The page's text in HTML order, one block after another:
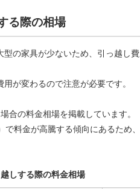
る際の相場
の家具が少ないため、引っ越し
が変わるので注意が必要です。
合の料金相場を掲載しています。
料金が高騰する傾向にあるため
しする際の料金相場